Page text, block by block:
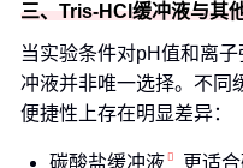
三、Tris-HCl缓冲液与其
当实验条件对pH值和离
冲液并非唯一选择。不同
便捷性上存在明显差异：
碳酸盐缓冲液
更适